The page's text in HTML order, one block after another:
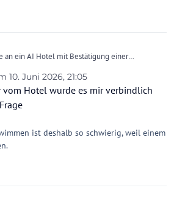
an ein AI Hotel mit Bestätigung einer
Reisvertrages?
10. Juni 2026, 21:05
von
vom Hotel wurde es mir verbindlich
ist deshalb so schwierig, weil einem